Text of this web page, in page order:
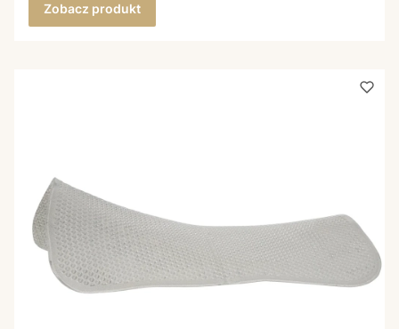
Zobacz produkt